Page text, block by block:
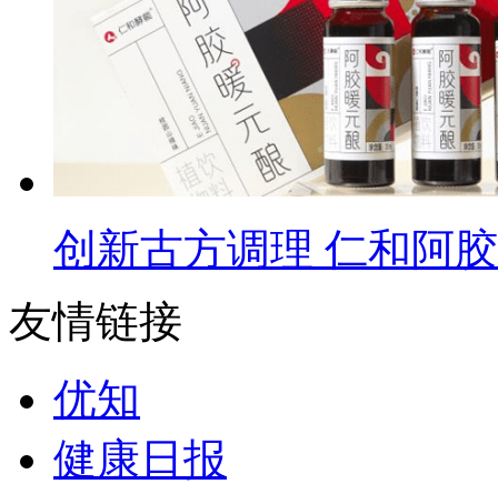
创新古方调理 仁和阿
友情链接
优知
健康日报